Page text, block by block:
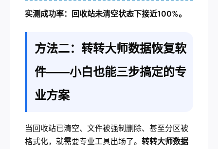
实测成功率：回收站未清空状态下接近100%。
方法二：转转大师数据恢复软
件——小白也能三步搞定的专
业方案
当回收站已清空、文件被强制删除、甚至分区被
格式化，就需要专业工具出场了。 转转大师数据